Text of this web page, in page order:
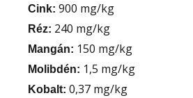
Cink: 900 mg/kg
Réz: 240 mg/kg
Mangán: 150 mg/kg
Molibdén: 1,5 mg/kg
Kobalt: 0,37 mg/kg